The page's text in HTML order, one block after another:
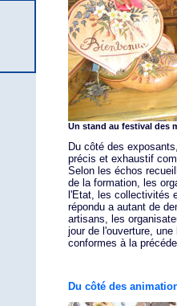
Un stand au festival des
Du côté des
précis et exhaustif
Selon les échos
de la formation, les
l'Etat, les collectivités
répondu a autant de
artisans, les
jour de l'ouverture,
conformes à la
Du côté des